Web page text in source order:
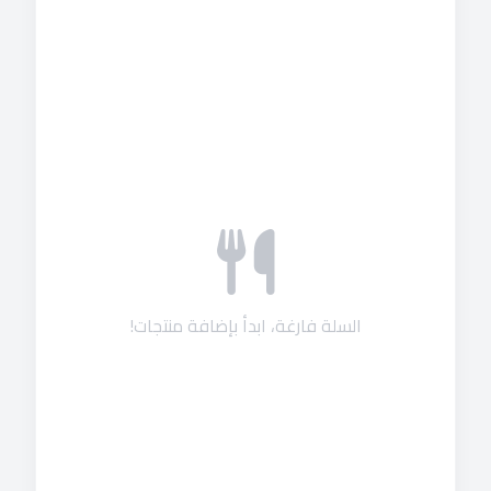
السلة فارغة، ابدأ بإضافة منتجات!